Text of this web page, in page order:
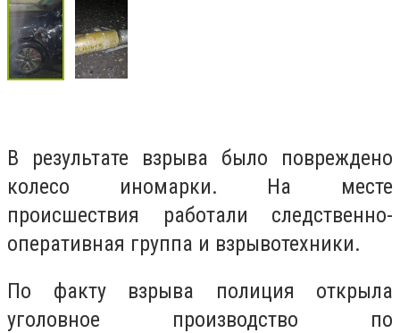
В результате взрыва было повреждено
колесо иномарки. На месте
происшествия работали следственно-
оперативная группа и взрывотехники.
По факту взрыва полиция открыла
уголовное производство по